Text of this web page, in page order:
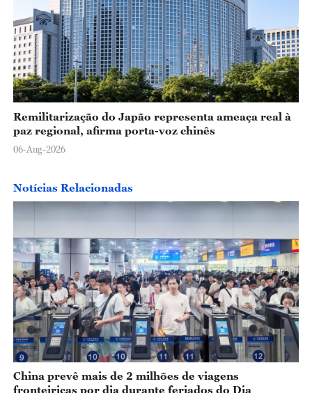
Remilitarização do Japão representa ameaça real à
paz regional, afirma porta-voz chinês
06-Aug-2026
Notícias Relacionadas
China prevê mais de 2 milhões de viagens
fronteiriças por dia durante feriados do Dia